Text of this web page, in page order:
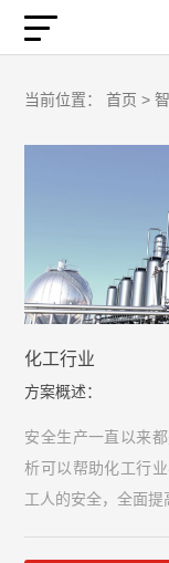
当前位置： 首页 >
化工行业
方案概述：
安全生产一直以来
析可以帮助化工行
工人的安全，全面提